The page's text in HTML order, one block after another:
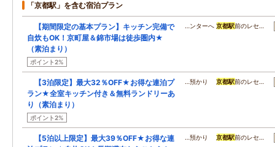
「京都駅」を含む宿泊プラン
【期間限定の基本プラン】キッチン完備で
自炊もOK！京町屋＆錦市場は徒歩圏内★
（素泊まり）
ポイント2%
…ンターへ京都駅前のレセ…
【3泊限定】最大32％OFF★お得な連泊プ
ラン★全室キッチン付き＆無料ランドリーあ
り（素泊まり）
ポイント2%
…預かり京都駅前のレセ…
【5泊以上限定】最大39％OFF★お得な連
…預かり京都駅前のレセ…